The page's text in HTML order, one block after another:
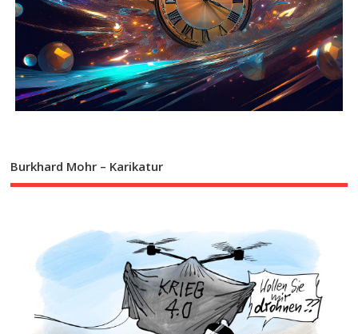
Burkhard Mohr – Karikatur